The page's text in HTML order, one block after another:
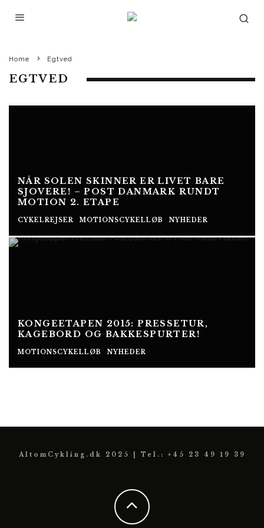
Home Egtved
EGTVED
NÅR SOLEN SKINNER ER LIVET BARE
SJOVERE! – POST DANMARK RUNDT
MOTION 2. ETAPE
CYKELREJSER MOTIONSCYKELLØB NYHEDER
KONGEETAPEN 2015: PRESSETUR,
KAGEBORD OG BAKKESPURTER!
MOTIONSCYKELLØB NYHEDER
AltomCykling.dk 2025 | Tel.: +45 23 49 19 39